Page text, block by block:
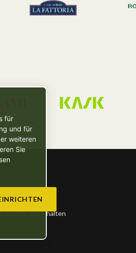
Rechte vorbehalten
für
und für
weiteren
Sie